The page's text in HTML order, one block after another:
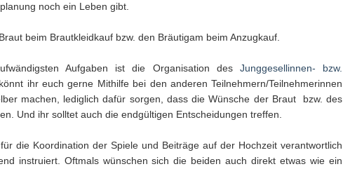
noch ein Leben gibt.
beim Brautkleidkauf bzw. den Bräutigam beim Anzugkauf.
Aufgaben ist die Organisation desJunggesellinnen- bzw.
ihr euch gerne Mithilfe bei den anderen Teilnehmern/Teilnehmerinnen
machen, lediglich dafür sorgen, dass die Wünsche der Braut bzw. des
Und ihr solltet auch die endgültigen Entscheidungen treffen.
die Koordination der Spiele und Beiträge auf der Hochzeit verantwortlich
instruiert. Oftmals wünschen sich die beiden auch direkt etwas wie ein